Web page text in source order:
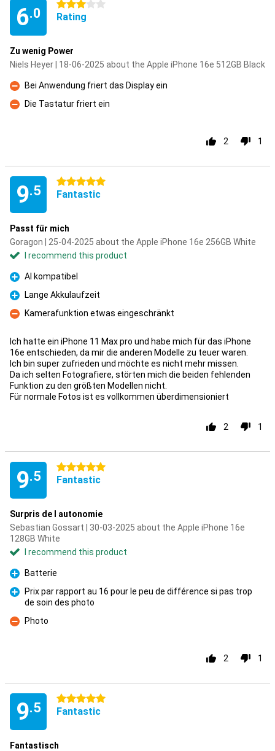
6.0
3 stars
Rating
Zu wenig Power
Niels Heyer | 18-06-2025 about the Apple iPhone 16e 512GB Black
Con
Bei Anwendung friert das Display ein
Con
Die Tastatur friert ein
2 1
9.5
5 stars
Fantastic
Passt für mich
Goragon | 25-04-2025 about the Apple iPhone 16e 256GB White
I recommend this product
Pro
AI kompatibel
Pro
Lange Akkulaufzeit
Con
Kamerafunktion etwas eingeschränkt
Ich hatte ein iPhone 11 Max pro und habe mich für das iPhone
16e entschieden, da mir die anderen Modelle zu teuer waren.
Ich bin super zufrieden und möchte es nicht mehr missen.
Da ich selten Fotografiere, störten mich die beiden fehlenden
Funktion zu den größten Modellen nicht.
Für normale Fotos ist es vollkommen überdimensioniert
2 1
9.5
5 stars
Fantastic
Surpris de l autonomie
Sebastian Gossart | 30-03-2025 about the Apple iPhone 16e
128GB White
I recommend this product
Pro
Batterie
Prix par rapport au 16 pour le peu de différence si pas trop
de soin des photo
Con
Photo
2 1
9.5
5 stars
Fantastic
Fantastisch